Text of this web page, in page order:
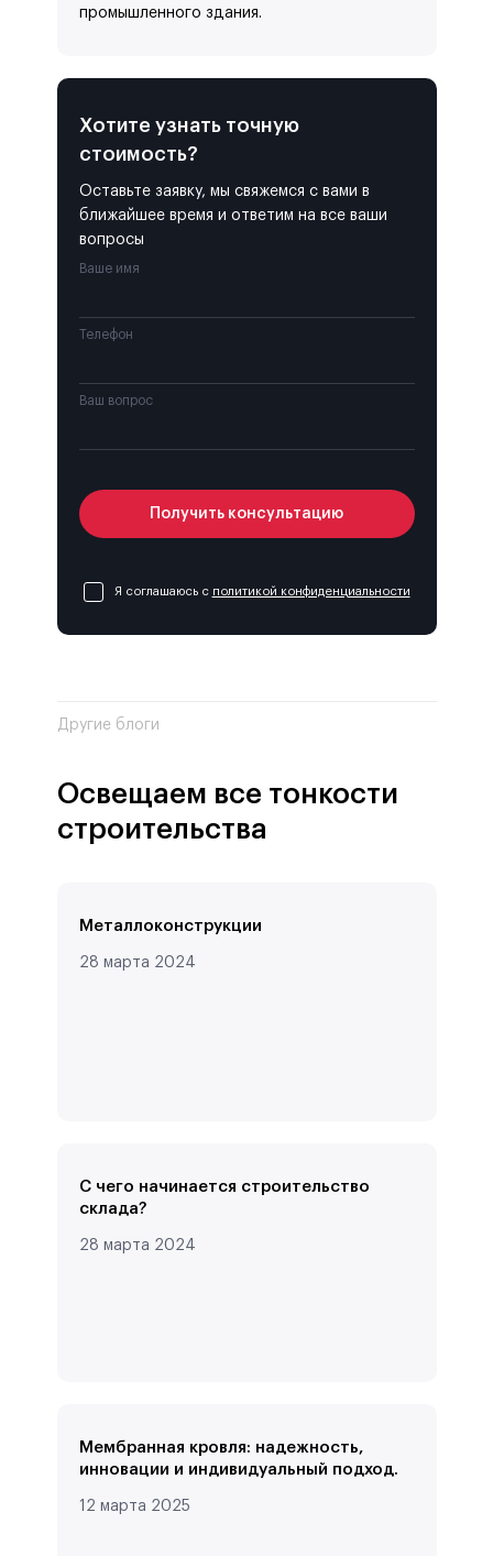
промышленного здания.
Хотите узнать точную
стоимость?
Оставьте заявку, мы свяжемся с вами в
ближайшее время и ответим на все ваши
вопросы
Ваше имя
Телефон
Ваш вопрос
Получить консультацию
Я соглашаюсь с политикой конфиденциальности
Другие блоги
Освещаем все тонкости
строительства
Металлоконструкции
28 марта 2024
С чего начинается строительство
склада?
28 марта 2024
Мембранная кровля: надежность,
инновации и индивидуальный подход.
12 марта 2025